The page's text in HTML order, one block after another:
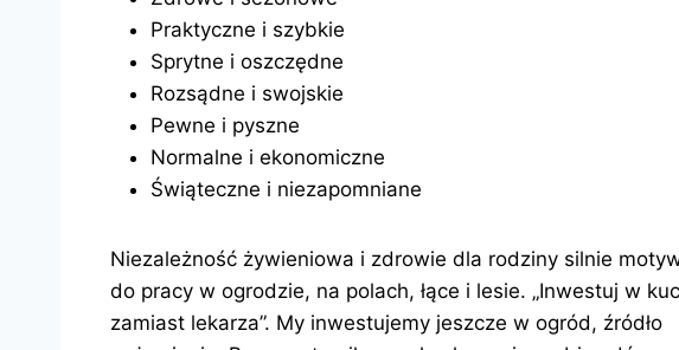
Praktyczne i szybkie
Sprytne i oszczędne
Rozsądne i swojskie
Pewne i pyszne
Normalne i ekonomiczne
Świąteczne i niezapomniane
Niezależność żywieniowa i zdrowie dla rodziny silnie
do pracy w ogrodzie, na polach, łące i lesie. „Inwestuj w
zamiast lekarza”. My inwestujemy jeszcze w ogród, źródło